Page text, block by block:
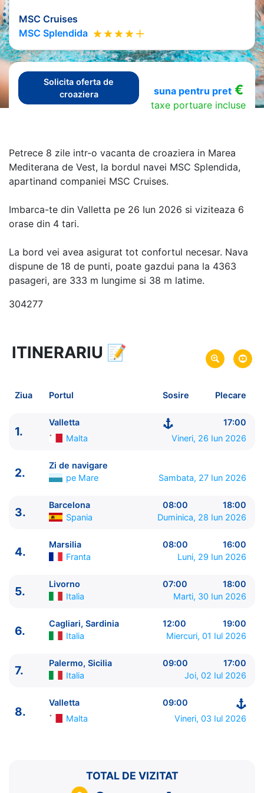
MSC Cruises
MSC Splendida
Solicita oferta de
croaziera
suna pentru pret€
taxe portuare incluse
Petrece 8 zile intr-o vacanta de croaziera in Marea
Mediterana de Vest, la bordul navei MSC Splendida,
apartinand companiei MSC Cruises.
Imbarca-te din Valletta pe 26 Iun 2026 si viziteaza 6
orase din 4 tari.
La bord vei avea asigurat tot confortul necesar. Nava
dispune de 18 de punti, poate gazdui pana la 4363
pasageri, are 333 m lungime si 38 m latime.
304277
8 zile vacanta de croaziera in
Marea Mediterana de Vest -
Plecare pe 26 Iun 2026 din Valletta, Malta
MSC Cruises
Ziua | Portul | Sosire - Plecare
----------------------------------------
2.
Zi de navigare pe Mare
0:00 - 0:00
Barcelona Spania
5.
Livorno Italia
Cagliari, Sardinia
12:00 - 19:00
ITINERARIU 📝
Ziua Portul Sosire Plecare
1.
Valletta
17:00
Malta
Vineri, 26 Iun 2026
2.
Zi de navigare
pe Mare
Sambata, 27 Iun 2026
3.
Barcelona 08:00
18:00
Spania
Duminica, 28 Iun 2026
4.
Marsilia 08:00
16:00
Franta
Luni, 29 Iun 2026
5.
Livorno 07:00
18:00
Italia
Marti, 30 Iun 2026
6.
Cagliari, Sardinia 12:00
19:00
Italia
Miercuri, 01 Iul 2026
7.
Palermo, Sicilia 09:00
17:00
Italia
Joi, 02 Iul 2026
8.
Valletta
09:00
Malta
Vineri, 03 Iul 2026
TOTAL DE VIZITAT